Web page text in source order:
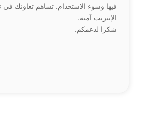
فيها وسوء الاستخدام. تساهم تعاونك في
الإنترنت آمنة.
شكرا لدعمكم.